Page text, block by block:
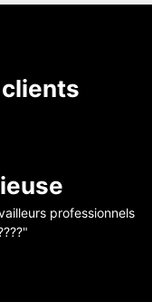
problèmes de fuite
efficace. Personne
recommande. Merci "